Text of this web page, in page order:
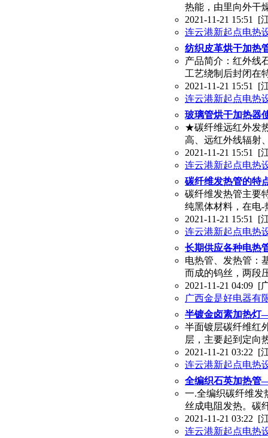
热能，由里向外干
2021-11-21 15:51 [
连云港新起点电热
纺织皮革烘干加
产品简介：红外线
工艺绕制后封闭在
2021-11-21 15:51 [
连云港新起点电热
玻璃管烘干加热器
★碳纤维远红外发
高、远红外线辐射
2021-11-21 15:51 [
连云港新起点电热
碳纤维发热管的特
碳纤维发热管主要
纯黑体材料，在电-
2021-11-21 15:51 [
连云港新起点电热
长期供应各种电热
电热管、发热管：
而成的钨丝，两段
2021-11-21 04:09 [
广西金是好电器有
半镀金卤素加热灯
半面镀层碳纤维红
层，主要起到定向
2021-11-21 03:22 [
连云港新起点电热
全编织石英加热
一.全编织碳纤维发
丝成电阻发热。碳
2021-11-21 03:22 [
连云港新起点电热